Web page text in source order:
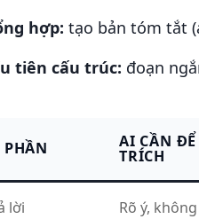
hợp: tạo bản tóm tắt
tiên cấu trúc: đoạn
AI CẦN
TRÍCH
lời Rõ ý,